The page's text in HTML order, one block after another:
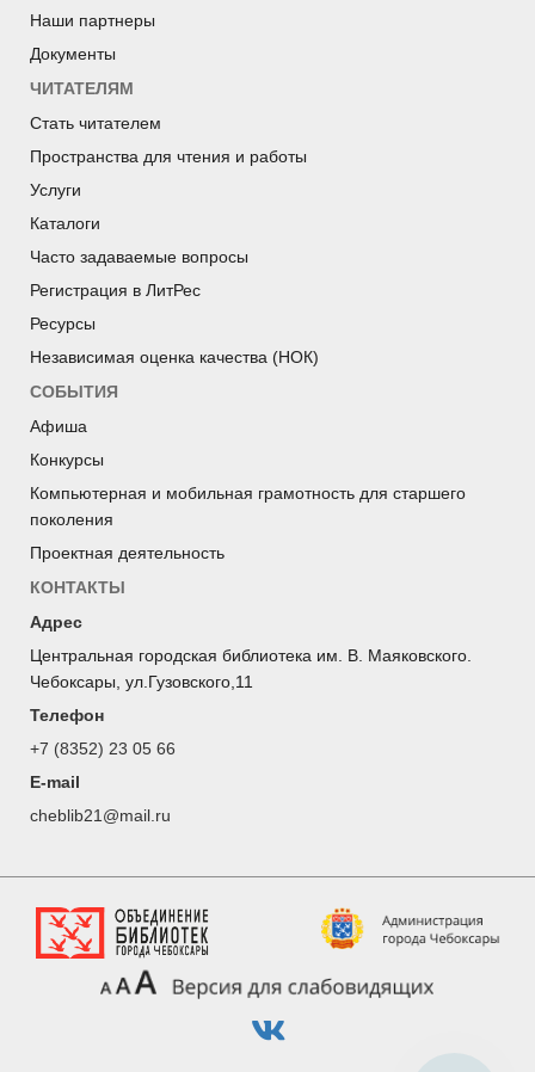
Наши партнеры
Документы
ЧИТАТЕЛЯМ
Стать читателем
Пространства для чтения и работы
Услуги
Каталоги
Часто задаваемые вопросы
Регистрация в ЛитРес
Ресурсы
Независимая оценка качества (НОК)
СОБЫТИЯ
Афиша
Конкурсы
Компьютерная и мобильная грамотность для старшего
поколения
Проектная деятельность
КОНТАКТЫ
Адрес
Центральная городская библиотека им. В. Маяковского.
Чебоксары, ул.Гузовского,11
Телефон
+7 (8352) 23 05 66
E-mail
cheblib21@mail.ru